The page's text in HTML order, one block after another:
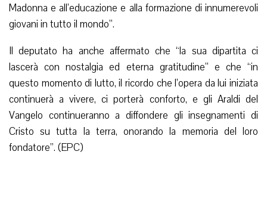
Madonna e all’educazione e alla formazione di innumerevoli
giovani in tutto il mondo”.
Il deputato ha anche affermato che “la sua dipartita ci
lascerà con nostalgia ed eterna gratitudine” e che “in
questo momento di lutto, il ricordo che l’opera da lui iniziata
continuerà a vivere, ci porterà conforto, e gli Araldi del
Vangelo continueranno a diffondere gli insegnamenti di
Cristo su tutta la terra, onorando la memoria del loro
fondatore”. (EPC)